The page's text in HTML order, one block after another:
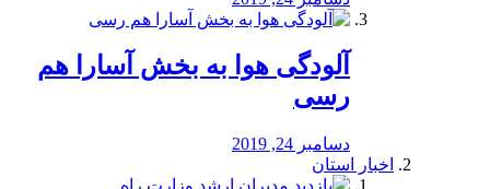
آلودگی هوا به بخش آسارا هم
رسی
دسامبر 24, 2019
اخبار استان